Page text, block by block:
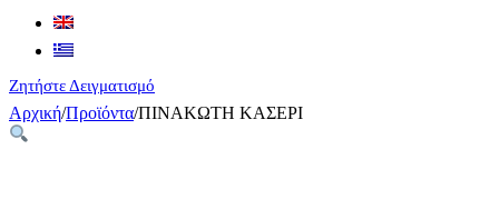
Ζητήστε Δειγματισμό
Αρχική/Προϊόντα/ΠΙΝΑΚΩΤΗ ΚΑΣΕΡΙ